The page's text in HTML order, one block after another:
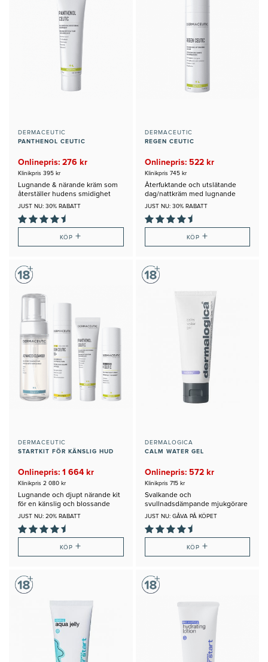
DERMACEUTIC
PANTHENOL CEUTIC
Onlinepris: 276 kr
Klinikpris 395 kr
Lugnande & närande kräm som
återställer hudens smidighet
JUST NU: 30% RABATT
KÖP+
DERMACEUTIC
REGEN CEUTIC
Onlinepris: 522 kr
Klinikpris 745 kr
Återfuktande och utslätande
dag/nattkräm med lugnande
egenskaper
JUST NU: 30% RABATT
KÖP +
DERMACEUTIC
STARTKIT FÖR KÄNSLIG HUD
Onlinepris: 1 664 kr
Klinikpris 2 080 kr
Lugnande och djupt närande kit
för en känslig och blossande
hud
JUST NU: 20% RABATT
KÖP+
DERMALOGICA
CALM WATER GEL
Onlinepris: 572 kr
Klinikpris 715 kr
Svalkande och
svullnadsdämpande mjukgörare
för känslig hud
JUST NU: GÅVA PÅ KÖPET
KÖP +